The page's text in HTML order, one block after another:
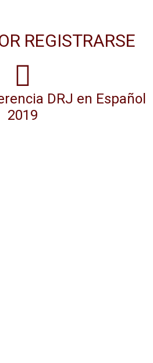
REGISTRARSE
DRJ en Español
2019